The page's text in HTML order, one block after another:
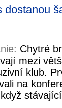
dostanou
Chytré
mezi
klub.
na